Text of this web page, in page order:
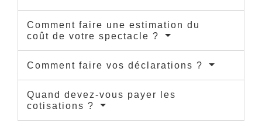
Comment faire une estimation du
coût de votre spectacle ?
Comment faire vos déclarations ?
Quand devez-vous payer les
cotisations ?